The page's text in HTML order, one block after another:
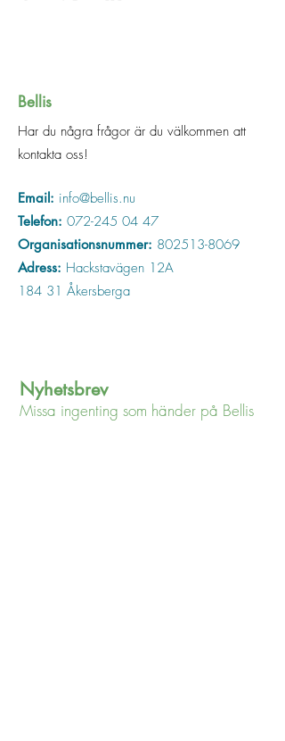
Bellis
Har du några frågor är du välkommen att
kontakta oss!
Email: info@bellis.nu
Telefon: 072-245 04 47
Organisationsnummer: 802513-8069
Adress: Hackstavägen 12A
184 31 Åkersberga
Nyhetsbrev
Missa ingenting som händer på Bellis